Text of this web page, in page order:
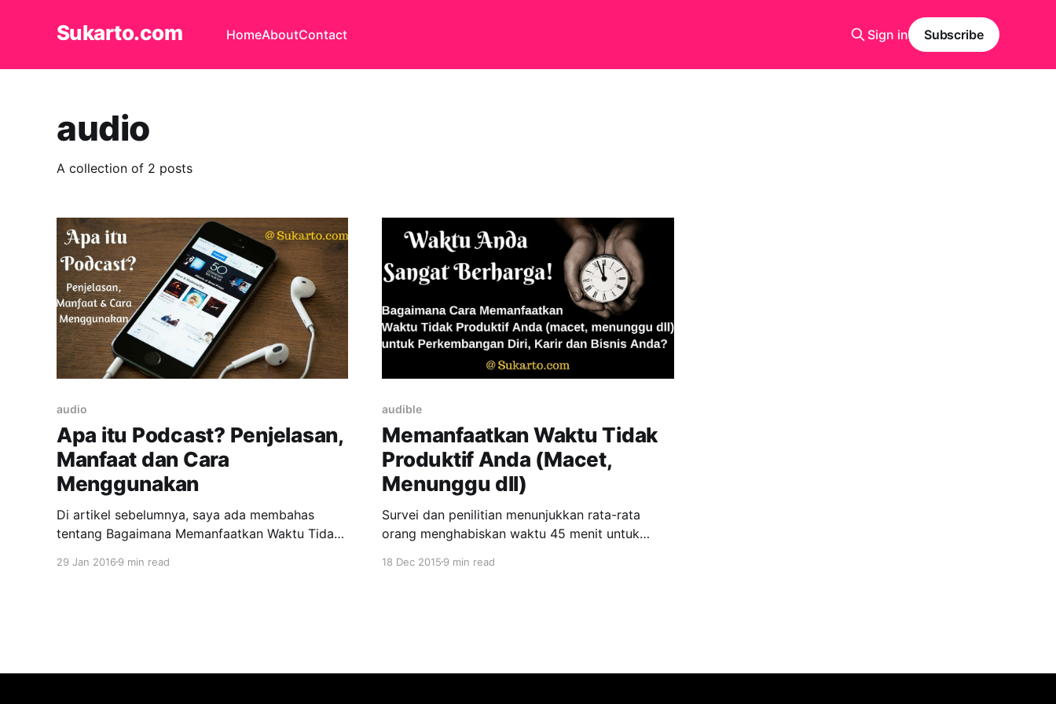
Sukarto.com HomeAboutContact Sign in Subscribe
audio
A collection of 2 posts
audio
Apa itu Podcast? Penjelasan,
Manfaat dan Cara
Menggunakan
Di artikel sebelumnya, saya ada membahas
tentang Bagaimana Memanfaatkan Waktu Tidak
Perkembangan Karir dan Bisnis Anda. Nah
29 Jan 2016 9 min read
audible
Memanfaatkan Waktu Tidak
Produktif Anda (Macet,
Menunggu dll)
Survei dan penilitian menunjukkan rata-rata
orang menghabiskan waktu 45 menit untuk
survei ini KELIRU! Saya yakin banyak orang di
18 Dec 20159 min read